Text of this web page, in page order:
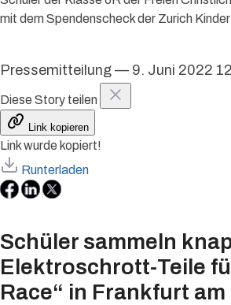
mit dem Spendenscheck der Zurich
Pressemitteilung — 9. Juni 2022
Diese Story teilen
Link kopieren
Link wurde kopiert!
Runterladen
Schüler sammeln
Elektroschrott-Teile
Race“ in Frankfurt am